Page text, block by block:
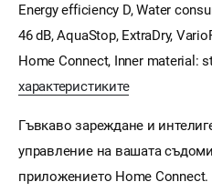
Energy efficiency D, Water
46 dB, AquaStop, ExtraDry,
Home Connect, Inner material:
характеристиките
Гъвкаво зареждане и
управление на вашата
приложението Home